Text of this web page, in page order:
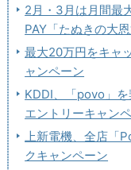
2月・3月は月間最
PAY「たぬきの大
最大20万円をキャ
ャンペーン
KDDI、「povo」
エントリーキャン
上新電機、全店「
クキャンペーン